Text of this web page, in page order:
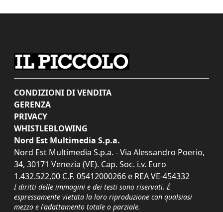
CONDIZIONI DI VENDITA
GERENZA
PRIVACY
WHISTLEBLOWING
Nord Est Multimedia S.p.a.
Nord Est Multimedia S.p.a. - Via Alessandro Poerio,
34, 30171 Venezia (VE). Cap. Soc. i.v. Euro
1.432.522,00 C.F. 05412000266 e REA VE-454332
I diritti delle immagini e dei testi sono riservati. È
espressamente vietata la loro riproduzione con qualsiasi
mezzo e l'adattamento totale o parziale.